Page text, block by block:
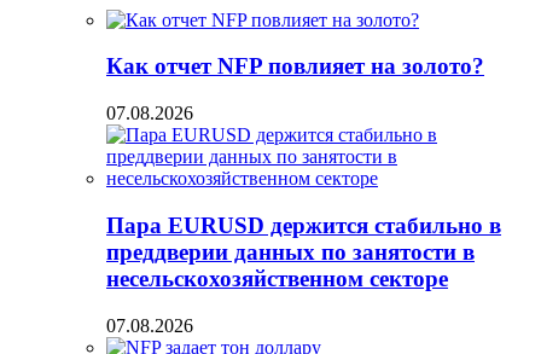
Как отчет NFP повлияет на золото?
07.08.2026
Пара EURUSD держится стабильно в
преддверии данных по занятости в
несельскохозяйственном секторе
07.08.2026